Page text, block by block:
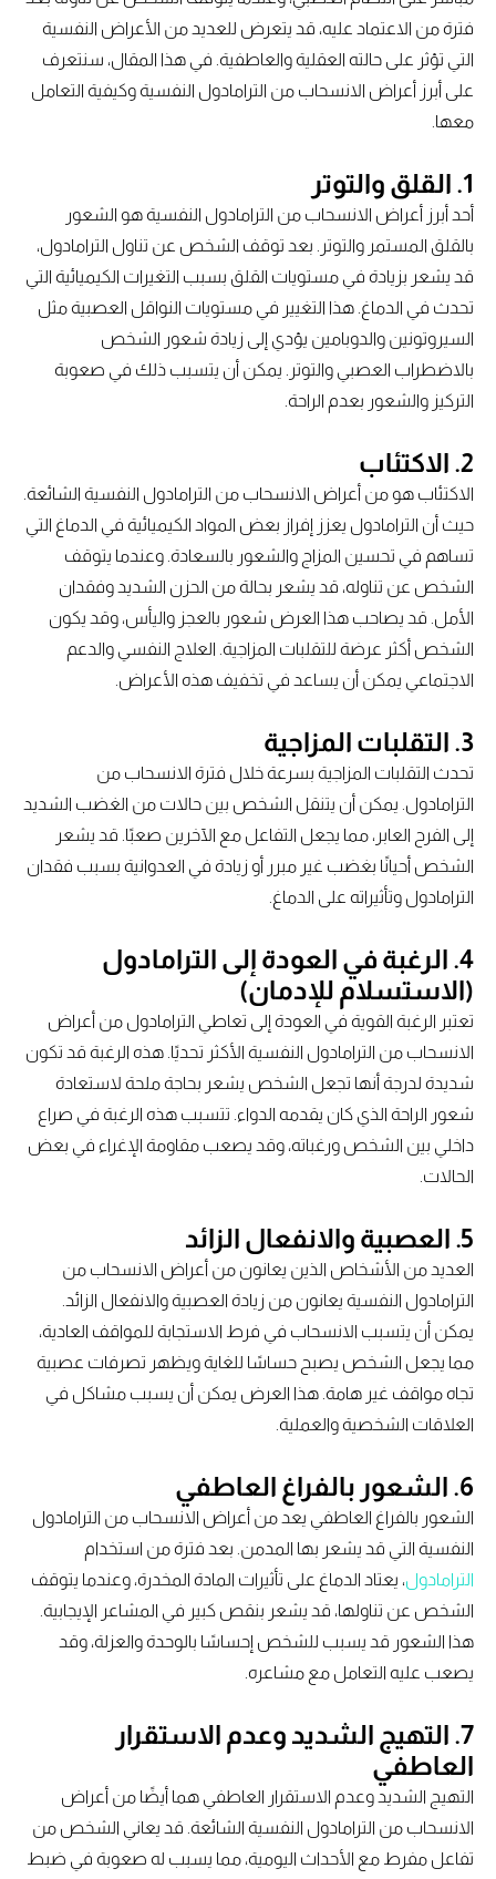
فترة من الاعتماد عليه، قد يتعرض للعديد من الأعراض النفسية
التي تؤثر على حالته العقلية والعاطفية. في هذا المقال، سنتعرف
على أبرز أعراض الانسحاب من الترامادول النفسية وكيفية التعامل
معها.
أحد أبرز أعراض الانسحاب من الترامادول النفسية هو الشعور
بالقلق المستمر والتوتر. بعد توقف الشخص عن تناول الترامادول،
قد يشعر بزيادة في مستويات القلق بسبب التغيرات الكيميائية التي
تحدث في الدماغ. هذا التغيير في مستويات النواقل العصبية مثل
السيروتونين والدوبامين يؤدي إلى زيادة شعور الشخص
بالاضطراب العصبي والتوتر. يمكن أن يتسبب ذلك في صعوبة
التركيز والشعور بعدم الراحة.
2. الاكتئاب
الاكتئاب هو من أعراض الانسحاب من الترامادول النفسية الشائعة.
حيث أن الترامادول يعزز إفراز بعض المواد الكيميائية في الدماغ التي
تساهم في تحسين المزاج والشعور بالسعادة. وعندما يتوقف
الشخص عن تناوله، قد يشعر بحالة من الحزن الشديد وفقدان
الأمل. قد يصاحب هذا العرض شعور بالعجز واليأس، وقد يكون
الشخص أكثر عرضة للتقلبات المزاجية. العلاج النفسي والدعم
الاجتماعي يمكن أن يساعد في تخفيف هذه الأعراض.
3. التقلبات المزاجية
تحدث التقلبات المزاجية بسرعة خلال فترة الانسحاب من
الترامادول. يمكن أن يتنقل الشخص بين حالات من الغضب الشديد
إلى الفرح العابر، مما يجعل التفاعل مع الآخرين صعبًا. قد يشعر
الشخص أحيانًا بغضب غير مبرر أو زيادة في العدوانية بسبب فقدان
الترامادول وتأثيراته على الدماغ.
4. الرغبة في العودة إلى الترامادول
(الاستسلام للإدمان)
تعتبر الرغبة القوية في العودة إلى تعاطي الترامادول من أعراض
الانسحاب من الترامادول النفسية الأكثر تحديًا. هذه الرغبة قد تكون
شديدة لدرجة أنها تجعل الشخص يشعر بحاجة ملحة لاستعادة
شعور الراحة الذي كان يقدمه الدواء. تتسبب هذه الرغبة في صراع
داخلي بين الشخص ورغباته، وقد يصعب مقاومة الإغراء في بعض
الحالات.
5. العصبية والانفعال الزائد
العديد من الأشخاص الذين يعانون من أعراض الانسحاب من
الترامادول النفسية يعانون من زيادة العصبية والانفعال الزائد.
يمكن أن يتسبب الانسحاب في فرط الاستجابة للمواقف العادية،
مما يجعل الشخص يصبح حساسًا للغاية ويظهر تصرفات عصبية
تجاه مواقف غير هامة. هذا العرض يمكن أن يسبب مشاكل في
العلاقات الشخصية والعملية.
6. الشعور بالفراغ العاطفي
الشعور بالفراغ العاطفي يعد من أعراض الانسحاب من الترامادول
النفسية التي قد يشعر بها المدمن. بعد فترة من استخدام
الترامادول ، يعتاد الدماغ على تأثيرات المادة المخدرة، وعندما يتوقف
الشخص عن تناولها، قد يشعر بنقص كبير في المشاعر الإيجابية.
هذا الشعور قد يسبب للشخص إحساسًا بالوحدة والعزلة، وقد
يصعب عليه التعامل مع مشاعره.
7. التهيج الشديد وعدم الاستقرار
العاطفي
التهيج الشديد وعدم الاستقرار العاطفي هما أيضًا من أعراض
الانسحاب من الترامادول النفسية الشائعة. قد يعاني الشخص من
تفاعل مفرط مع الأحداث اليومية، مما يسبب له صعوبة في ضبط